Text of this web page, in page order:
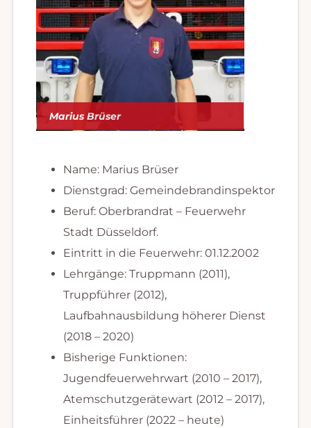
Marius Brüser
Name: Marius Brüser
Dienstgrad: Gemeindebrandinspektor
Beruf: Oberbrandrat – Feuerwehr
Stadt Düsseldorf.
Eintritt in die Feuerwehr: 01.12.2002
Lehrgänge: Truppmann (2011),
Truppführer (2012),
Laufbahnausbildung höherer Dienst
(2018 – 2020)
Bisherige Funktionen:
Jugendfeuerwehrwart (2010 – 2017),
Atemschutzgerätewart (2012 – 2017),
Einheitsführer (2022 – heute)